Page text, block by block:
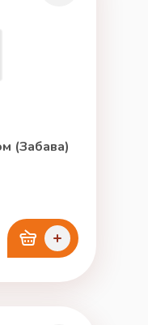
(Забава)